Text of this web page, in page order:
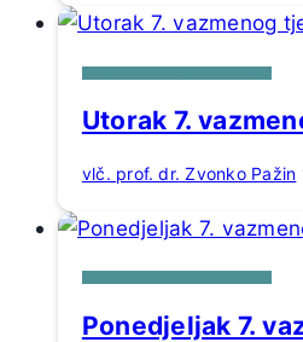
Utorak 7.
vlč. prof. dr. Zvonko Pažin
Ponedjeljak 7.